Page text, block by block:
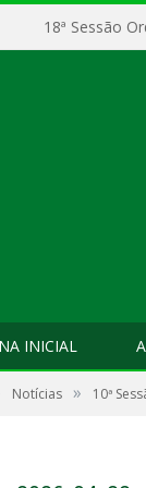
18ª Sessão
INICIAL
Notícias » 10ª